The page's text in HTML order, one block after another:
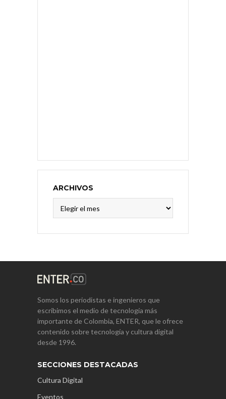
ARCHIVOS
Somos los periodistas e ingenieros que
escribimos el medio de tecnología más
importante de Colombia, ENTER, que le ofrece
contenido sobre tecnología y cultura digital
desde 1996.
SECCIONES DESTACADAS
Cultura Digital
Eventos